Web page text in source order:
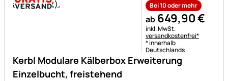
Kerbl Modulare Kälberbox Erweiterung
Einzelbucht, freistehend
Bei 10 oder mehr
ab 649,90€
Steuerhinweis:
inkl. MwSt.
versandkostenfrei*
* innerhalb
Deutschlands